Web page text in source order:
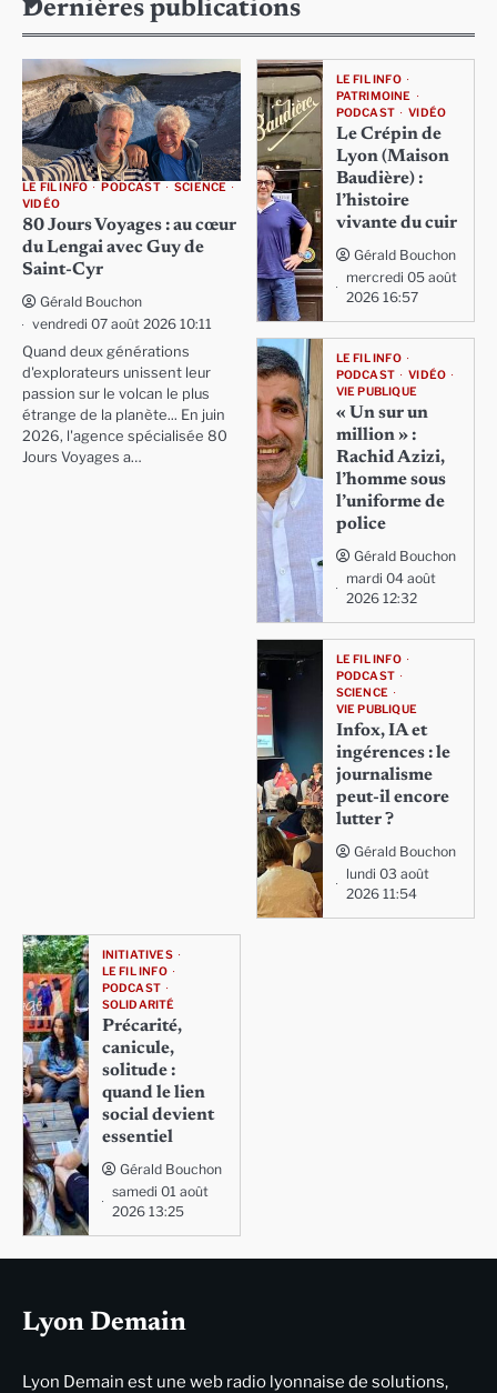
Dernières publications
LE FIL INFO PODCAST
SCIENCE
VIDÉO
80 Jours Voyages : au cœur
du Lengai avec Guy de
Saint-Cyr
Gérald Bouchon
vendredi 07 août 2026 10:11
Quand deux générations
d'explorateurs unissent leur
passion sur le volcan le plus
étrange de la planète... En juin
2026, l'agence spécialisée 80
Jours Voyages a…
LE FIL INFO
PATRIMOINE
PODCAST
VIDÉO
Le Crépin de
Lyon (Maison
Baudière) :
l’histoire
vivante du cuir
Gérald Bouchon
mercredi 05 août
2026 16:57
LE FIL INFO
PODCAST
VIDÉO
VIE PUBLIQUE
« Un sur un
million » :
Rachid Azizi,
l’homme sous
l’uniforme de
police
Gérald Bouchon
mardi 04 août
2026 12:32
LE FIL INFO
PODCAST
SCIENCE
VIE PUBLIQUE
Infox, IA et
ingérences : le
journalisme
peut-il encore
lutter ?
Gérald Bouchon
lundi 03 août
2026 11:54
INITIATIVES
LE FIL INFO
PODCAST
SOLIDARITÉ
Précarité,
canicule,
solitude :
quand le lien
social devient
essentiel
Gérald Bouchon
samedi 01 août
2026 13:25
Lyon Demain
Lyon Demain est une web radio lyonnaise de solutions,